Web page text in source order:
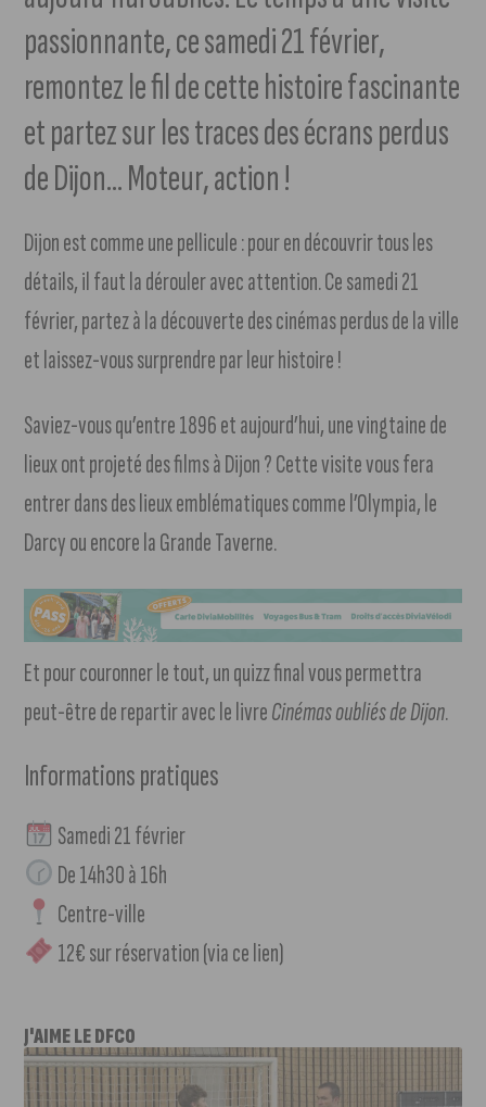
passionnante, ce samedi 21 février,
remontez le fil de cette histoire fascinante
et partez sur les traces des écrans perdus
de Dijon… Moteur, action !
Dijon est comme une pellicule : pour en découvrir tous les
détails, il faut la dérouler avec attention. Ce samedi 21
février, partez à la découverte des cinémas perdus de la ville
et laissez-vous surprendre par leur histoire !
Saviez-vous qu’entre 1896 et aujourd’hui, une vingtaine de
lieux ont projeté des films à Dijon ? Cette visite vous fera
entrer dans des lieux emblématiques comme l’Olympia, le
Darcy ou encore la Grande Taverne.
Et pour couronner le tout, un quizz final vous permettra
peut-être de repartir avec le livreCinémas oubliés de Dijon.
Informations pratiques
Samedi 21 février
De 14h30 à 16h
Centre-ville
12€ sur réservation (via ce lien)
J'AIME LE DFCO